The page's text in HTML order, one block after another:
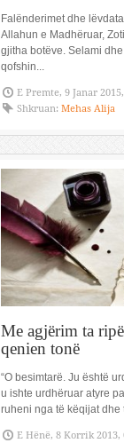
Falënderimet dhe
Allahun e Madhëruar,
gjitha botëve. Selami
qofshin...
E Premte, 9 Janar
Shkruan: Mehas Alija
Me agjërim ta
qenien tonë
“O besimtarë. Ju është
u ishte urdhëruar atyre
ruheni nga të këqijat dhe
E Hënë, 8 Korrik 2013,